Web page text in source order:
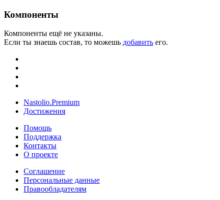
Компоненты
Компоненты ещё не указаны.
Если ты знаешь состав, то можешь добавить его.
Nastolio.Premium
Достижения
Помощь
Поддержка
Контакты
О проекте
Соглашение
Персональные данные
Правообладателям